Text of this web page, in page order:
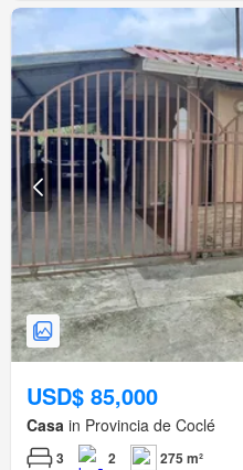
USD$ 85,000
Casa in Provincia de Coclé
3 2 275 m²